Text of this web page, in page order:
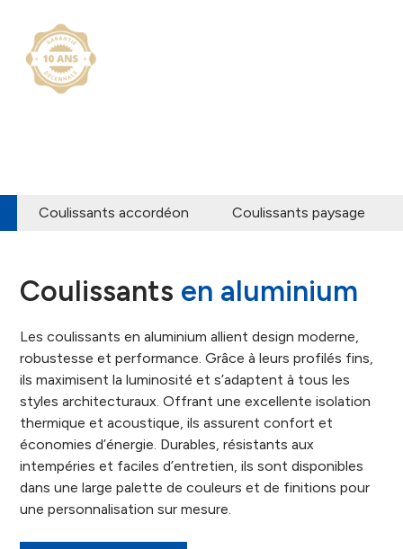
Coulissants accordéon Coulissants paysage
Coulissants en aluminium
Les coulissants en aluminium allient design moderne,
robustesse et performance. Grâce à leurs profilés fins,
ils maximisent la luminosité et s’adaptent à tous les
styles architecturaux. Offrant une excellente isolation
thermique et acoustique, ils assurent confort et
économies d’énergie. Durables, résistants aux
intempéries et faciles d’entretien, ils sont disponibles
dans une large palette de couleurs et de finitions pour
une personnalisation sur mesure.